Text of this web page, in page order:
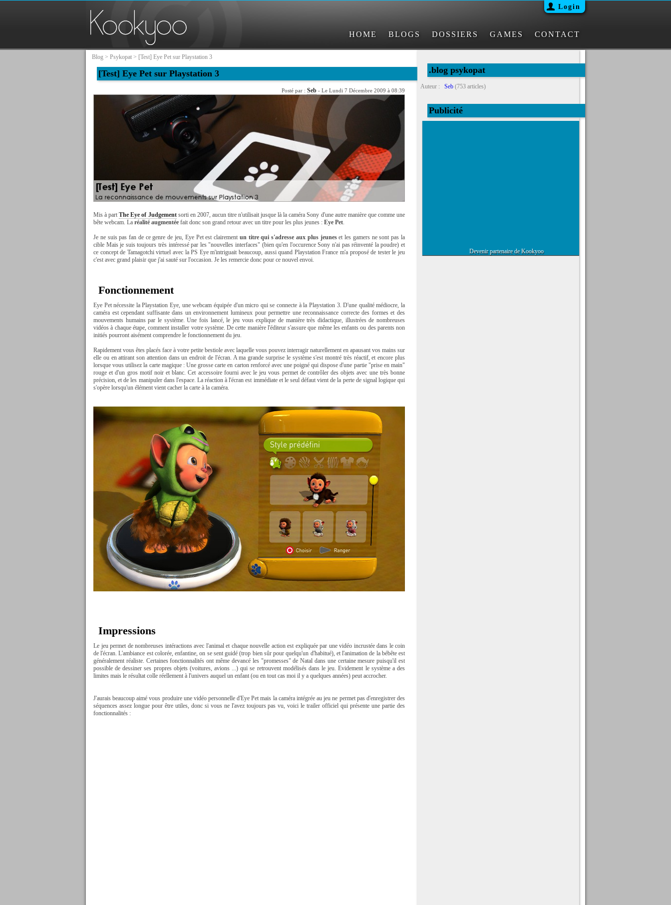
Login
HOME BLOGS DOSSIERS GAMES CONTACT
Blog > Psykopat > [Test] Eye Pet sur Playstation 3
[Test] Eye Pet sur Playstation 3
Posté par : Seb - Le Lundi 7 Décembre 2009 à 08:39
Mis à partThe Eye of Judgementsorti en 2007, aucun titre n'utilisait jusque là la caméra Sony d'une autre manière que comme une
bête webcam. La réalité augmentée fait donc son grand retour avec un titre pour les plus jeunes : Eye Pet
Je ne suis pas fan de ce genre de jeu, Eye Pet est clairement un titre qui s'adresse aux plus jeuneset les gamers ne sont pas la
cible Mais je suis toujours très intéressé par les "nouvelles interfaces" (bien qu'en l'occurence Sony n'ai pas réinventé la poudre) et
ce concept de Tamagotchi virtuel avec la PS Eye m'intriguait beaucoup, aussi quand Playstation France m'a proposé de tester le jeu
c'est avec grand plaisir que j'ai sauté sur l'occasion. Je les remercie donc pour ce nouvel envoi.
Fonctionnement
Eye Pet nécessite la Playstation Eye, une webcam équipée d'un micro qui se connecte à la Playstation 3. D'une qualité médiocre, la
caméra est cependant suffisante dans un environnement lumineux pour permettre une reconnaissance correcte des formes et des
mouvements humains par le système. Une fois lancé, le jeu vous explique de manière très didactique, illustrées de nombreuses
vidéos à chaque étape, comment installer votre système. De cette manière l'éditeur s'assure que même les enfants ou des parents non
initiés pourront aisément comprendre le fonctionnement du jeu.
Rapidement vous êtes placés face à votre petite bestiole avec laquelle vous pouvez interragir naturellement en apausant vos mains sur
elle ou en attirant son attention dans un endroit de l'écran. A ma grande surprise le système s'est montré très réactif, et encore plus
lorsque vous utilisez la carte magique : Une grosse carte en carton renforcé avec une poigné qui dispose d'une partie "prise en main"
rouge et d'un gros motif noir et blanc. Cet accessoire fourni avec le jeu vous permet de contrôler des objets avec une très bonne
précision, et de les manipuler dans l'espace. La réaction à l'écran est immédiate et le seul défaut vient de la perte de signal logique qui
s'opère lorsqu'un élément vient cacher la carte à la caméra.
Impressions
Le jeu permet de nombreuses intéractions avec l'animal et chaque nouvelle action est expliquée par une vidéo incrustée dans le coin
de l'écran. L'ambiance est colorée, enfantine, on se sent guidé (trop bien sûr pour quelqu'un d'habitué), et l'animation de la bébête est
généralement réaliste. Certaines fonctionnalités ont même devancé les "promesses" de Natal dans une certaine mesure puisqu'il est
possible de dessiner ses propres objets (voitures, avions ...) qui se retrouvent modélisés dans le jeu. Evidement le système a des
limites mais le résultat colle réellement à l'univers auquel un enfant (ou en tout cas moi il y a quelques années) peut accrocher.
J'aurais beaucoup aimé vous produire une vidéo personnelle d'Eye Pet mais la caméra intégrée au jeu ne permet pas d'enregistrer des
séquences assez longue pour être utiles, donc si vous ne l'avez toujours pas vu, voici le trailer officiel qui présente une partie des
fonctionnalités :
.blog psykopat
Auteur : Seb (753 articles)
Publicité
Devenir partenaire de Kookyoo